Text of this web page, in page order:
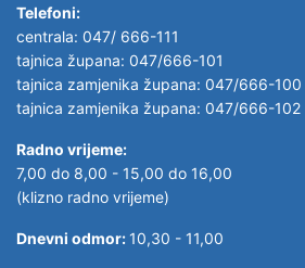
Telefoni:
centrala: 047/ 666-111
tajnica župana: 047/666-101
tajnica zamjenika župana: 047/666-100
tajnica zamjenika župana: 047/666-102
Radno vrijeme:
7,00 do 8,00 - 15,00 do 16,00
(klizno radno vrijeme)
Dnevni odmor: 10,30 - 11,00